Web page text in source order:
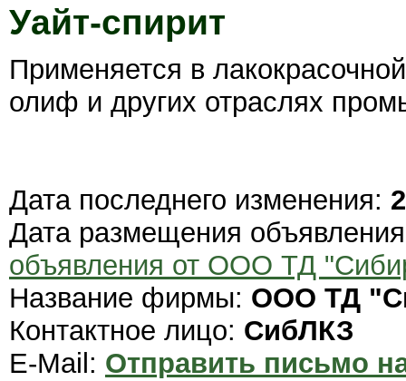
Уайт-спирит
Применяется в
олиф и других отраслях
Дата последнего изменения:
Дата размещения
объявления от ООО ТД
Название фирмы: ООО ТД
Контактное лицо: СибЛКЗ
E-Mail: Отправить письмо